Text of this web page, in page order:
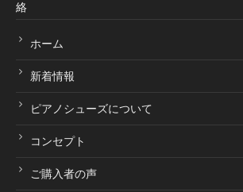
絡
ホーム
新着情報
ピアノシューズについて
コンセプト
ご購入者の声